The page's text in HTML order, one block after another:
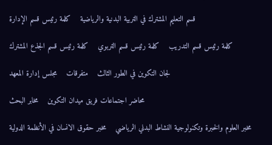
قسم التعليم المشترك في التربية البدنية والرياضية
كلمة رئيس قسم الإدارة
كلمة رئيس قسم التدريب
كلمة رئيس قسم التربوي
كلمة رئيس قسم الجذع المشترك
لجان التكوين في الطور الثالث
متفرقات
مجلس إدارة المعهد
محاضر اجتماعات فريق ميدان التكوين
مخابر البحث
مخبر العلوم والخبرة وتكنولوجية النشاط البدني الرياضي
مخبر حقوق الانسان في الأنظمة الدولية